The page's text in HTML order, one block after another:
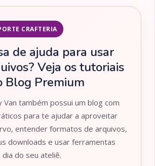
CRAFTERIA
de ajuda para usar
Veja os tutoriais
Blog Premium
Van também possui um blog com
para te ajudar a aproveitar
entender formatos de arquivos,
downloads e usar ferramentas
do seu ateliê.